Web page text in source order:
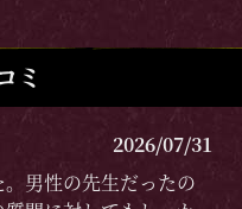
ミ
2026/07/31
男性の先生だったの